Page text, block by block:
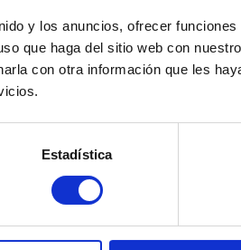
y los anuncios, ofrecer
que haga del sitio web con
con otra información que les
Estadística
Du lundi au vendredi de 9h00 à 13h30
et de 15h00 à 17h30
Vous souhaitez prendre un rendez-
nous vous répondrons immédiatement !